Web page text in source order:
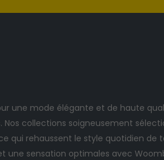
une mode élégante et de haute
collections soigneusement
qui rehaussent le style quotidien de
une sensation optimales avec